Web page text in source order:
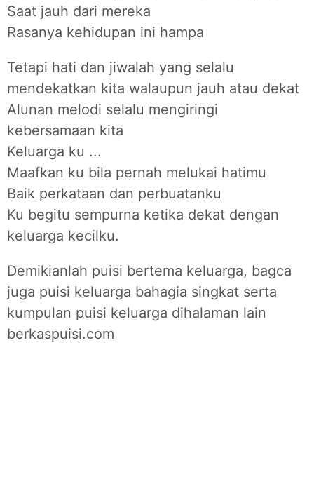
Saat jauh dari mereka
Rasanya kehidupan ini hampa
Tetapi hati dan jiwalah yang selalu
mendekatkan kita walaupun jauh atau dekat
Alunan melodi selalu mengiringi
kebersamaan kita
Keluarga ku ...
Maafkan ku bila pernah melukai hatimu
Baik perkataan dan perbuatanku
Ku begitu sempurna ketika dekat dengan
keluarga kecilku.
Demikianlah puisi bertema keluarga, bagca
juga puisi keluarga bahagia singkat serta
kumpulan puisi keluarga dihalaman lain
berkaspuisi.com